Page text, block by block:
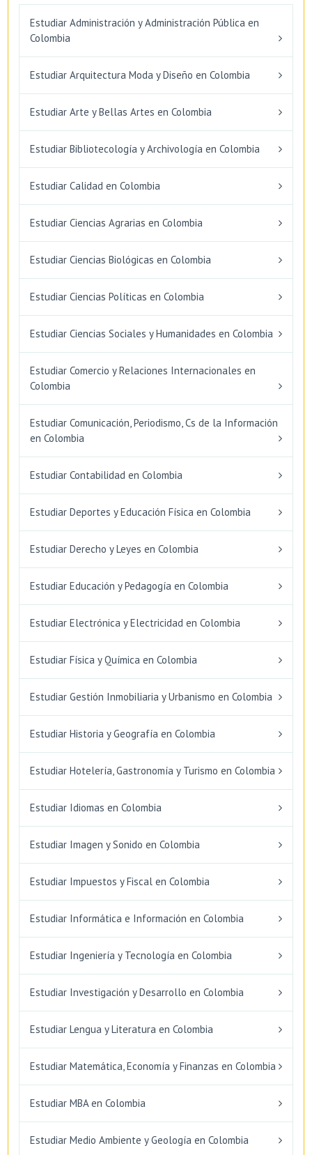
Estudiar Administración y Administración Pública en
Colombia
Estudiar Arquitectura Moda y Diseño en Colombia
Estudiar Arte y Bellas Artes en Colombia
Estudiar Bibliotecología y Archivología en Colombia
Estudiar Calidad en Colombia
Estudiar Ciencias Agrarias en Colombia
Estudiar Ciencias Biológicas en Colombia
Estudiar Ciencias Políticas en Colombia
Estudiar Ciencias Sociales y Humanidades en Colombia
Estudiar Comercio y Relaciones Internacionales en
Colombia
Estudiar Comunicación, Periodismo, Cs de la Información
en Colombia
Estudiar Contabilidad en Colombia
Estudiar Deportes y Educación Física en Colombia
Estudiar Derecho y Leyes en Colombia
Estudiar Educación y Pedagogía en Colombia
Estudiar Electrónica y Electricidad en Colombia
Estudiar Física y Química en Colombia
Estudiar Gestión Inmobiliaria y Urbanismo en Colombia
Estudiar Historia y Geografía en Colombia
Estudiar Hotelería, Gastronomía y Turismo en Colombia
Estudiar Idiomas en Colombia
Estudiar Imagen y Sonido en Colombia
Estudiar Impuestos y Fiscal en Colombia
Estudiar Informática e Información en Colombia
Estudiar Ingeniería y Tecnología en Colombia
Estudiar Investigación y Desarrollo en Colombia
Estudiar Lengua y Literatura en Colombia
Estudiar Matemática, Economía y Finanzas en Colombia
Estudiar MBA en Colombia
Estudiar Medio Ambiente y Geología en Colombia